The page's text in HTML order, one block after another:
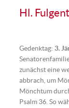
Hl.
Gedenktag: 3.
zunächst eine
abbrach, um
Mönchtum
Psalm 36. So